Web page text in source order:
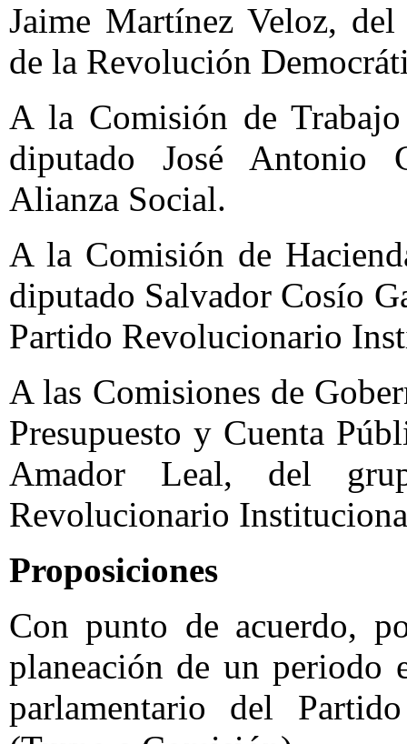
Jaime Martínez Veloz,
de la Revolución
A la Comisión de
diputado José Antonio
Alianza Social.
A la Comisión de
diputado Salvador Cosío
Partido Revolucionario
A las Comisiones de
Presupuesto y Cuenta
Amador Leal, del
Revolucionario
Proposiciones
Con punto de acuerdo,
planeación de un periodo
parlamentario del